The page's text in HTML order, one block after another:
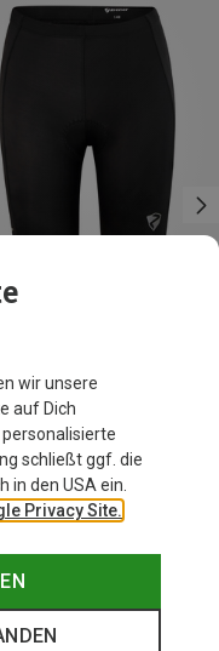
wir unsere
auf Dich
schließt ggf. die
in den USA ein.
Privacy Site.